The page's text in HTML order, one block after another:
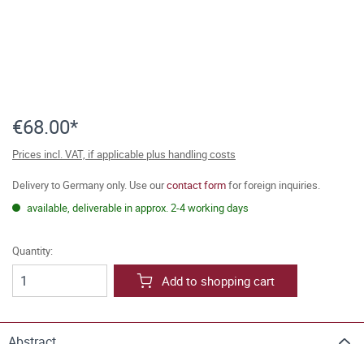
€68.00*
Prices incl. VAT, if applicable plus handling costs
Delivery to Germany only. Use ourcontact formfor foreign inquiries.
available, deliverable in approx. 2-4 working days
Quantity:
Add to shopping cart